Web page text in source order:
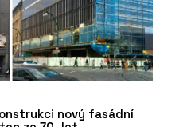
nový fasádní